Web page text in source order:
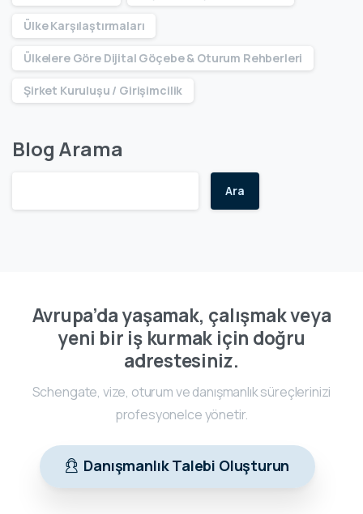
Ülke Karşılaştırmaları
Ülkelere Göre Dijital Göçebe & Oturum Rehberleri
Şirket Kuruluşu / Girişimcilik
Blog Arama
Ara
Avrupa’da yaşamak, çalışmak veya
yeni bir iş kurmak için doğru
adrestesiniz.
Schengate, vize, oturum ve danışmanlık süreçlerinizi
profesyonelce yönetir.
Danışmanlık Talebi Oluşturun